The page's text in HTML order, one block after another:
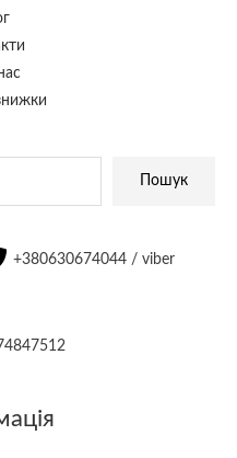
Пошук
+380630674044 / viber